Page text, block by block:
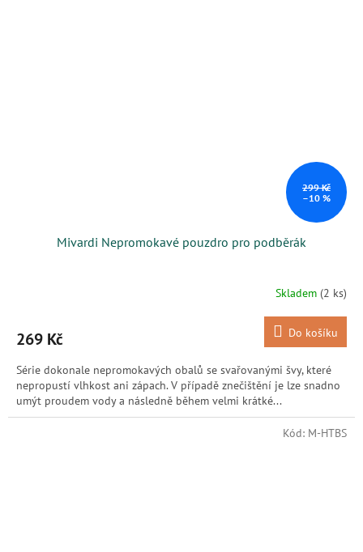
299 Kč
–10 %
Mivardi Nepromokavé pouzdro pro podběrák
Skladem (2 ks)
269 Kč Do košíku
Série dokonale nepromokavých obalů se svařovanými švy, které
nepropustí vlhkost ani zápach. V případě znečištění je lze snadno
umýt proudem vody a následně během velmi krátké...
Kód: M-HTBS